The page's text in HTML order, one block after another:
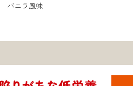
バニラ風味